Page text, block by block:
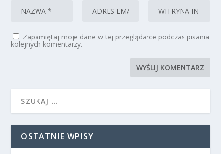
Zapamiętaj moje dane w tej przeglądarce podczas pisania
kolejnych komentarzy.
OSTATNIE WPISY